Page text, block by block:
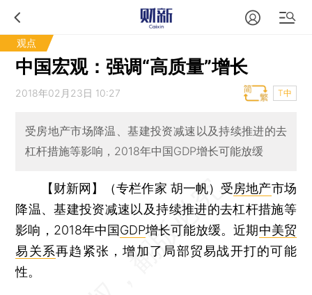
观点
中国宏观：强调“高质量”增长
2018年02月23日 10:27 T中
受房地产市场降温、基建投资减速以及持续推进的去
杠杆措施等影响，2018年中国GDP增长可能放缓
【财新网】（专栏作家 胡一帆） 受房地产市场
降温、基建投资减速以及持续推进的去杠杆措施等
影响，2018年中国GDP增长可能放缓。近期中美贸
易关系再趋紧张，增加了局部贸易战开打的可能
性。